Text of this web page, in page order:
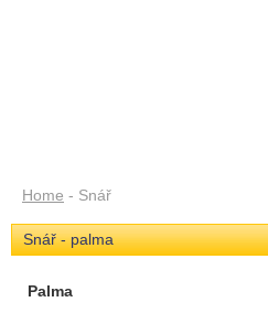
Home - Snář
Snář - palma
Palma